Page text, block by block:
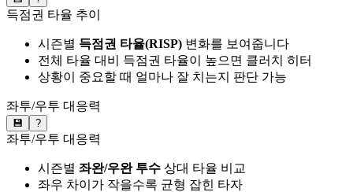
득점권 타율 추이
시즌별 득점권 타율(RISP) 변화를 보여줍니다
전체 타율 대비 득점권 타율이 높으면 클러치 히터
상황이 중요할 때 얼마나 잘 치는지 판단 가능
좌투/우투 대응력
💾 ?
좌투/우투 대응력
시즌별 좌완/우완 투수 상대 타율 비교
좌우 차이가 작을수록 균형 잡힌 타자